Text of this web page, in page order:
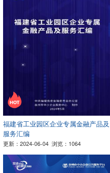
福建省工业园区企业专属金融产品及
服务汇编
更新：2024-06-04 浏览：1064